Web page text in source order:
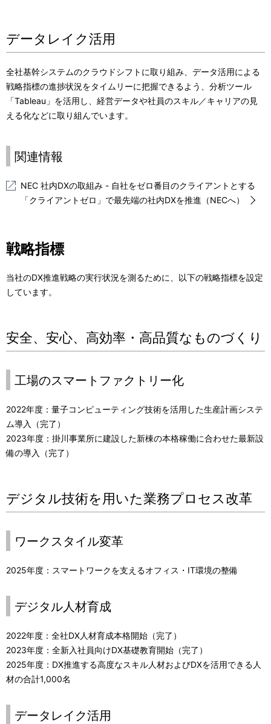
データレイク活用
全社基幹システムのクラウドシフトに取り組み、データ活用による
戦略指標の進捗状況をタイムリーに把握できるよう、分析ツール
「Tableau」を活用し、経営データや社員のスキル／キャリアの見
える化などに取り組んでいます。
関連情報
NEC 社内DXの取組み - 自社をゼロ番目のクライアントとする
「クライアントゼロ」で最先端の社内DXを推進（NECへ）
戦略指標
当社のDX推進戦略の実行状況を測るために、以下の戦略指標を設定
しています。
安全、安心、高効率・高品質なものづくり
工場のスマートファクトリー化
2022年度：量子コンピューティング技術を活用した生産計画システ
ム導入（完了）
2023年度：掛川事業所に建設した新棟の本格稼働に合わせた最新設
備の導入（完了）
デジタル技術を用いた業務プロセス改革
ワークスタイル変革
2025年度：スマートワークを支えるオフィス・IT環境の整備
デジタル人材育成
2022年度：全社DX人材育成本格開始（完了）
2023年度：全新入社員向けDX基礎教育開始（完了）
2025年度：DX推進する高度なスキル人材およびDXを活用できる人
材の合計1,000名
データレイク活用